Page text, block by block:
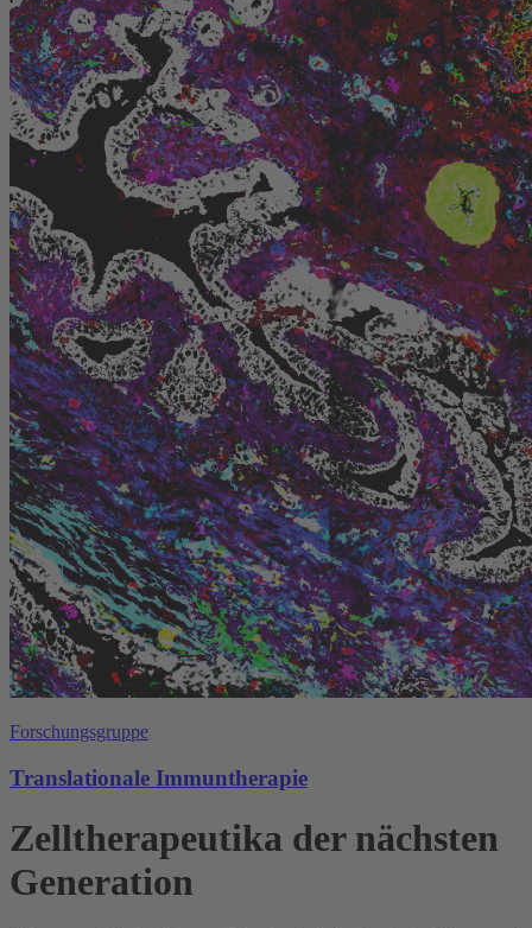
Forschungsgruppe
Translationale Immuntherapie
Zelltherapeutika der nächsten
Generation